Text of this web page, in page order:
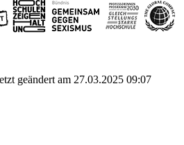
geändert am 27.03.2025 09:07